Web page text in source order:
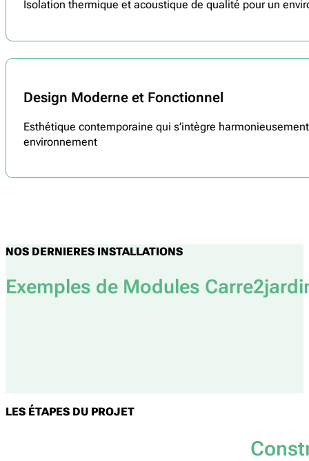
Isolation thermique et acoustique de qualité pour un
Design Moderne et Fonctionnel
Esthétique contemporaine qui s’intègre
environnement
NOS DERNIERES INSTALLATIONS
Exemples de Modules
LES ÉTAPES DU PROJET